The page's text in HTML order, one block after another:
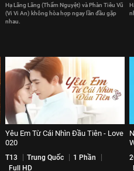
Hạ Lãng Lãng (Thẩm Nguyệt) và Phàn Tiêu Vũ
(Vi Vi An) không hòa hợp ngay lần đầu gặp
nhau.
Yêu Em Từ Cái Nhìn Đầu Tiên - Love
020
T13 Trung Quốc
1 Phần
Full HD